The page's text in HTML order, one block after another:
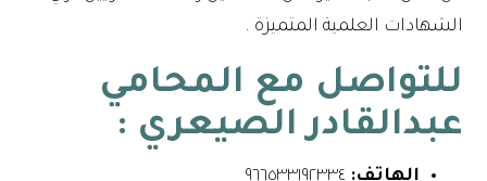
الشهادات العلمية المتميزة .
للتواصل مع المحامي
عبدالقادر الصيعري :
الهاتف: